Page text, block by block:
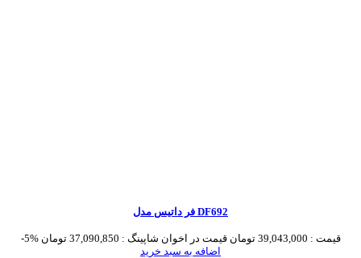
فر داتیس مدل DF692
-5% قیمت : 39,043,000 تومان قیمت در اخوان شاپینگ : 37,090,850 تومان
اضافه به سبد خرید